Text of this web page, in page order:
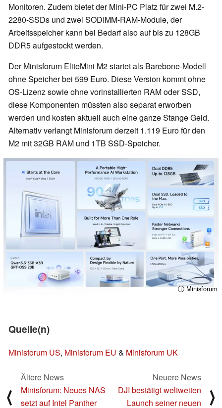
Monitoren. Zudem bietet der Mini-PC Platz für zwei M.2-
2280-SSDs und zwei SODIMM-RAM-Module, der
Arbeitsspeicher kann bei Bedarf also auf bis zu 128GB
DDR5 aufgestockt werden.
Der Minisforum EliteMini M2 startet als Barebone-Modell
ohne Speicher bei 599 Euro. Diese Version kommt ohne
OS-Lizenz sowie ohne vorinstallierten RAM oder SSD,
diese Komponenten müssten also separat erworben
werden und kosten aktuell auch eine ganze Stange Geld.
Alternativ verlangt Minisforum derzeit 1.119 Euro für den
M2 mit 32GB RAM und 1TB SSD-Speicher.
ⓘ Minisforum
Quelle(n)
Minisforum US, Minisforum EU & Minisforum UK
⟨
Ältere News
Minisforum: Neues NAS
setzt auf Intel Panther
Neuere News
DJI bestätigt weltweiten
Launch seiner neuen
⟩